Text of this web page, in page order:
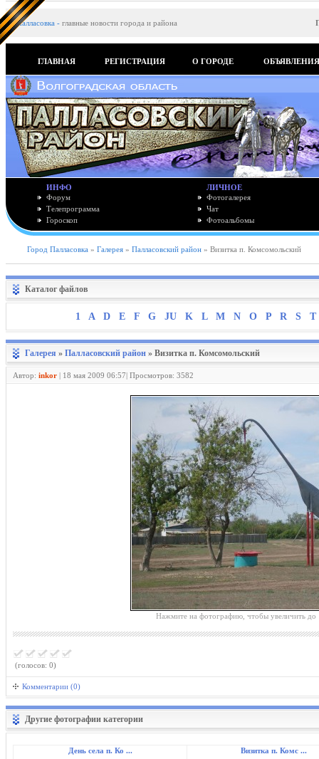
Палласовка - главные новости города и района
ГЛАВНАЯ РЕГИСТРАЦИЯ О ГОРОДЕ ОБЪЯВЛЕНИЯ
ИНФО
Форум
Телепрограмма
Гороскоп
ЛИЧНОЕ
Фотогалерея
Чат
Фотоальбомы
Город Палласовка » Галерея » Палласовский район » Визитка п. Комсомольский
Каталог файлов
1 A D E F G JU K L M N O P R S T
Галерея » Палласовский район » Визитка п. Комсомольский
Автор: inkor | 18 мая 2009 06:57| Просмотров: 3582
Нажмите на фотографию, чтобы увеличить
(голосов: 0)
Комментарии (0)
Другие фотографии категории
День села п. Ко ... Визитка п. Комс ...